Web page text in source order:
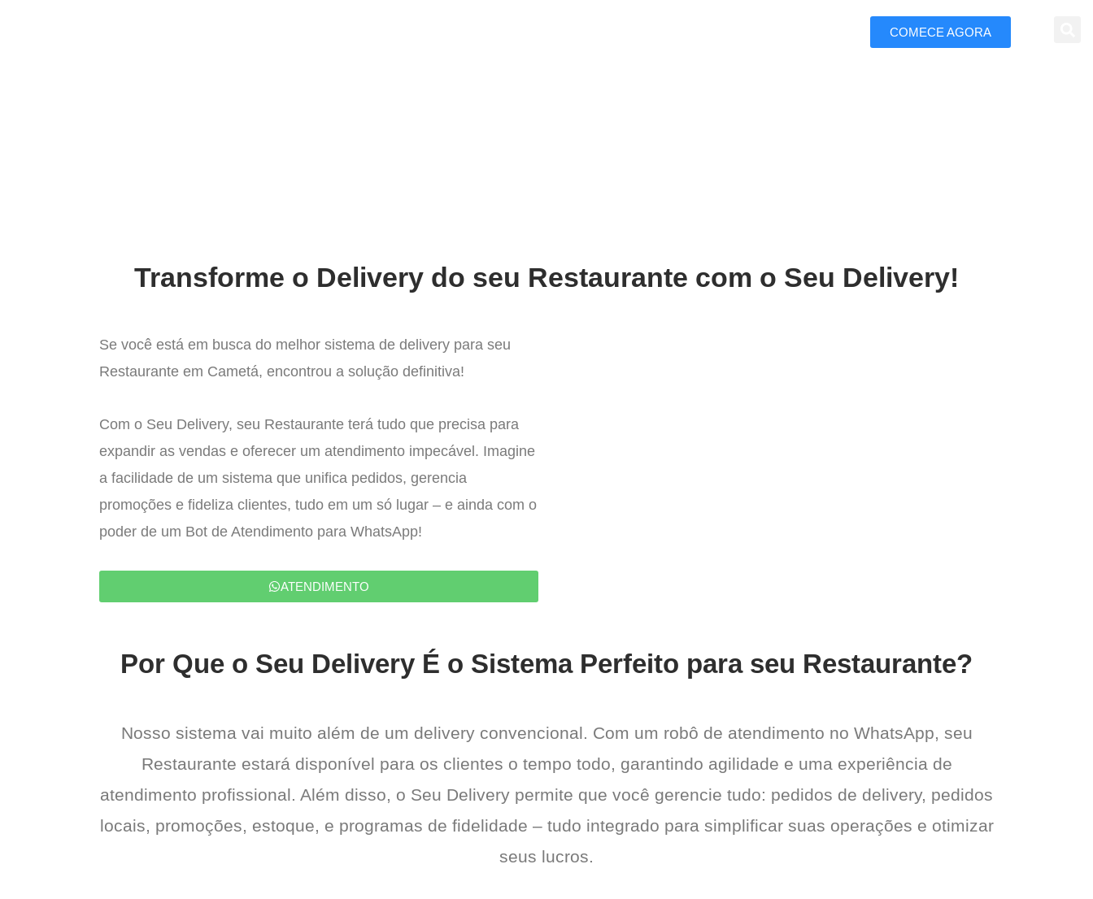
COMECE AGORA
Transforme o Delivery do seu Restaurante com o Seu Delivery!
Se você está em busca do melhor sistema de delivery para seu
Restaurante em Cametá, encontrou a solução definitiva!
Com o Seu Delivery, seu Restaurante terá tudo que precisa para
expandir as vendas e oferecer um atendimento impecável. Imagine
a facilidade de um sistema que unifica pedidos, gerencia
promoções e fideliza clientes, tudo em um só lugar – e ainda com o
poder de um Bot de Atendimento para WhatsApp!
ATENDIMENTO
Por Que o Seu Delivery É o Sistema Perfeito para seu Restaurante?
Nosso sistema vai muito além de um delivery convencional. Com um robô de atendimento no WhatsApp, seu
Restaurante estará disponível para os clientes o tempo todo, garantindo agilidade e uma experiência de
atendimento profissional. Além disso, o Seu Delivery permite que você gerencie tudo: pedidos de delivery, pedidos
locais, promoções, estoque, e programas de fidelidade – tudo integrado para simplificar suas operações e otimizar
seus lucros.